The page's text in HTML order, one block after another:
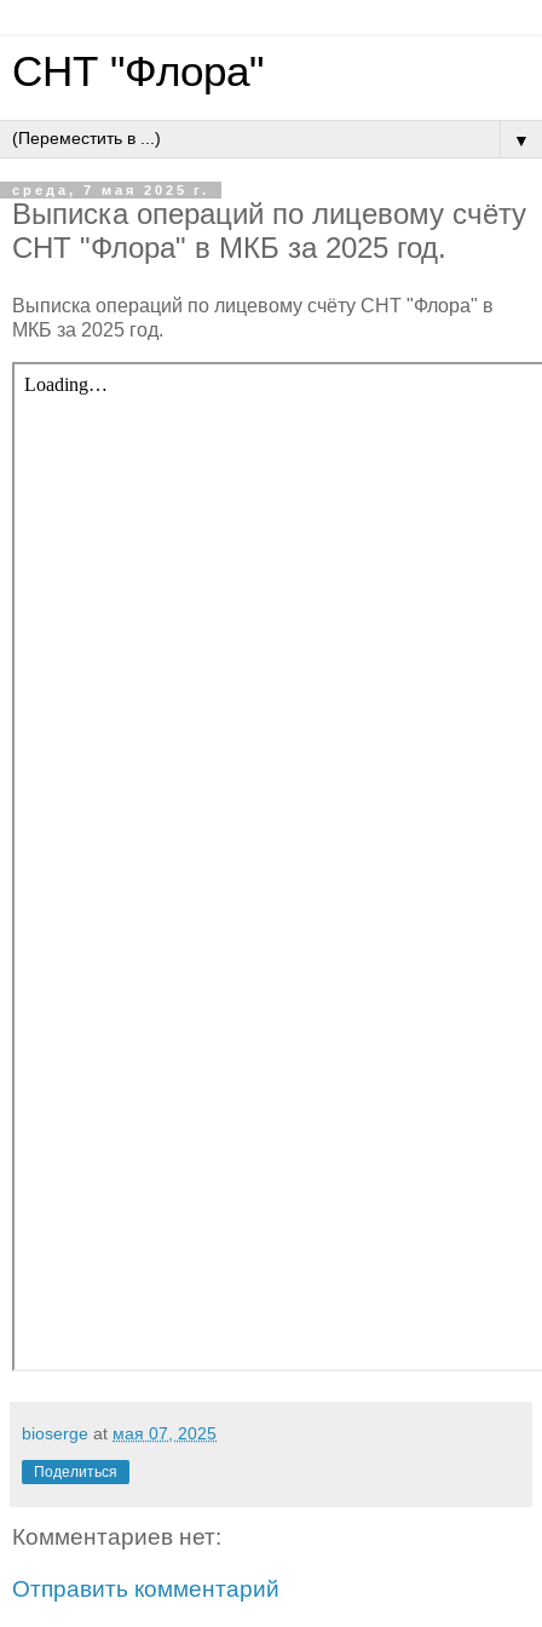
СНТ "Флора"
▼
среда, 7 мая 2025 г.
Выписка операций по лицевому счёту
СНТ "Флора" в МКБ за 2025 год.
Выписка операций по лицевому счёту СНТ "Флора" в
МКБ за 2025 год.
bioserge at мая 07, 2025
Поделиться
Комментариев нет:
Отправить комментарий